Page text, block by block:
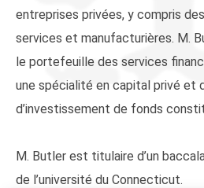
entreprises privées, y compris
services et manufacturières. M.
le portefeuille des services
une spécialité en capital privé et
d’investissement de fonds
M. Butler est titulaire d’un
de l’université du Connecticut.